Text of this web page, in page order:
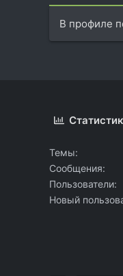
В профиле
Темы
Сообщения
Пользователи
Новый